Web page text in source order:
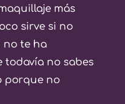
más
sirve si no
no te ha
no sabes
porque no